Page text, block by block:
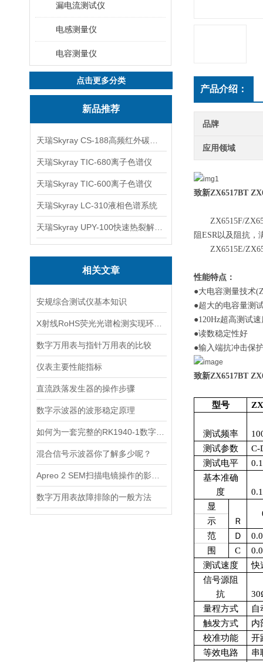
漏电流测试仪
电感测量仪
电容测量仪
点击更多分类
新品推荐
天瑞Skyray TIC-680离子色谱仪
天瑞Skyray TIC-600离子色谱仪
天瑞Skyray LC-310液相色谱系统
相关文章
安规综合测试仪基本知识
数字万用表与指针万用表的比较
仪表主要性能指标
直流跌落发生器的操作步骤
数字示波器的波形稳定原理
混合信号示波器你了解多少呢？
数字万用表故障排除的一般方法
产品介绍：
品牌
应用领域
致新ZX6517BT
ZX6515F/
阻ESR以及阻抗
ZX6515E/
性能特点：
●大电容测量技术
●超大的电容量测
●120Hz超高测试
●读数稳定性好
●输入端抗冲击保
致新ZX6517BT
型号
测试频率
测试参数
C-
测试电平
基本准确
度
显
Ｒ
示
范
Ｄ
围
C
测试速度
快
信号源阻
抗
量程方式
自
触发方式
内
校准功能
开
等效电路
串